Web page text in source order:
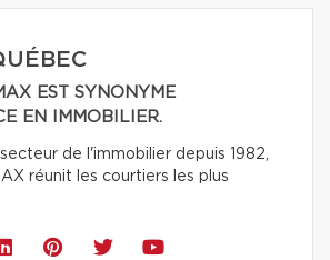
EST SYNONYME
EN IMMOBILIER.
de l'immobilier depuis 1982,
réunit les courtiers les plus